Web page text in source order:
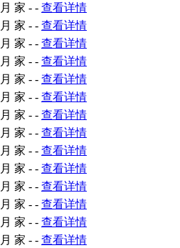
月 家 - - 查看详情
月 家 - - 查看详情
月 家 - - 查看详情
月 家 - - 查看详情
月 家 - - 查看详情
月 家 - - 查看详情
月 家 - - 查看详情
月 家 - - 查看详情
月 家 - - 查看详情
月 家 - - 查看详情
月 家 - - 查看详情
月 家 - - 查看详情
月 家 - - 查看详情
月 家 - - 查看详情